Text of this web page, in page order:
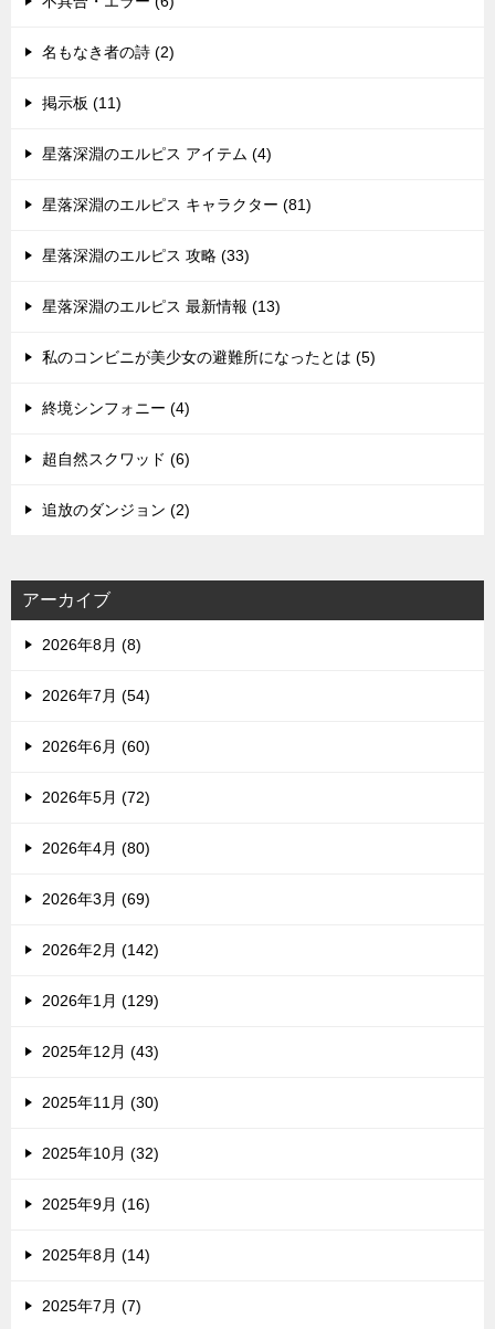
名もなき者の詩 (2)
掲示板 (11)
星落深淵のエルピス アイテム (4)
星落深淵のエルピス キャラクター (81)
星落深淵のエルピス 攻略 (33)
星落深淵のエルピス 最新情報 (13)
私のコンビニが美少女の避難所になったとは (5)
終境シンフォニー (4)
超自然スクワッド (6)
追放のダンジョン (2)
アーカイブ
2026年8月 (8)
2026年7月 (54)
2026年6月 (60)
2026年5月 (72)
2026年4月 (80)
2026年3月 (69)
2026年2月 (142)
2026年1月 (129)
2025年12月 (43)
2025年11月 (30)
2025年10月 (32)
2025年9月 (16)
2025年8月 (14)
2025年7月 (7)